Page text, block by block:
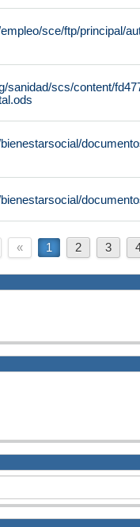
sce/ftp/principal/
sanidad/scs/content/
« 1 2 3